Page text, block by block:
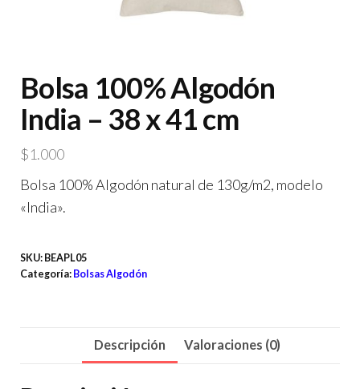
Bolsa 100% Algodón
India – 38 x 41 cm
$1.000
Bolsa 100% Algodón natural de 130g/m2, modelo
«India».
SKU: BEAPL05
Categoría: Bolsas Algodón
Descripción Valoraciones (0)